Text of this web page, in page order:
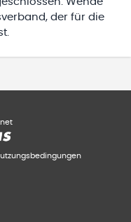
der für die